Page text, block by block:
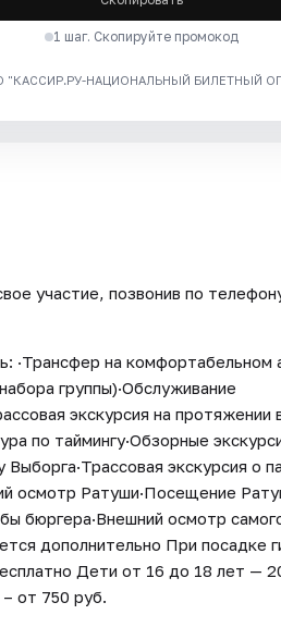
1 шаг. Скопируйте промокод
"КАССИР.РУ-НАЦИОНАЛЬНЫЙ БИЛЕТНЫЙ
участие, позвонив по
·Трансфер на комфортабельном
группы)·Обслуживание
экскурсия на протяжении
по таймингу·Обзорные
экскурсия о
осмотр Ратуши·Посещение
бюргера·Внешний осмотр
дополнительно При посадке
Дети от 16 до 18 лет —
от 750 руб.